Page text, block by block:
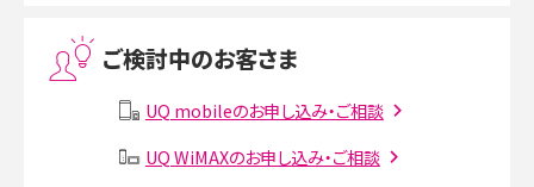
Instagram（インスタグラム）でスクショするとバレる？バレるケースや撮り方も解
SMSとは？料金やできること、注意点や届かない時の対処法を解説
ご検討中のお客さま
UQ mobileのお申し込み・ご相談
UQ WiMAXのお申し込み・ご相談